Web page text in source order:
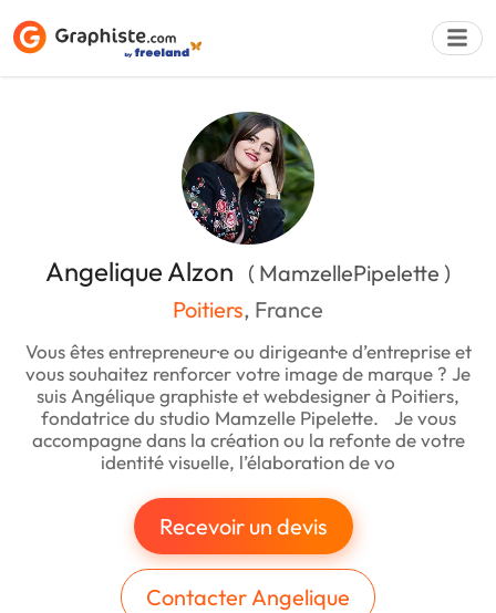
Angelique Alzon ( MamzellePipelette )
Poitiers, France
Vous êtes entrepreneur·e ou dirigeant·e d’entreprise et
vous souhaitez renforcer votre image de marque ? Je
suis Angélique graphiste et webdesigner à Poitiers,
fondatrice du studio Mamzelle Pipelette. Je vous
accompagne dans la création ou la refonte de votre
identité visuelle, l’élaboration de vo
Recevoir un devis
Contacter Angelique